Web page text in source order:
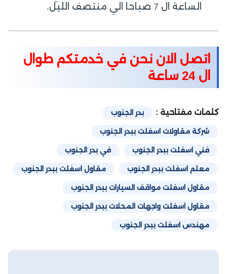
الساعة ال 7 صباحا الي منتصف الليل.
اتصل الان نحن في خدمتكم طوال
ال 24 ساعة
كلمات مفتاحية : بدر الجنوب
شركة مقاولات اسفلت ببدر الجنوب
فني اسفلت ببدر الجنوب في بدر الجنوب
معلم اسفلت ببدر الجنوب مقاول اسفلت ببدر الجنوب
مقاول اسفلت مواقف السيارات ببدر الجنوب
مقاول اسفلت واجهات المحلات ببدر الجنوب
مهندس اسفلت ببدر الجنوب